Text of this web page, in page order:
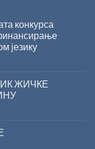
конкурса
језику
ЖИЧКЕ